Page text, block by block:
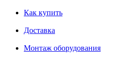
Как купить
Доставка
Монтаж оборудования